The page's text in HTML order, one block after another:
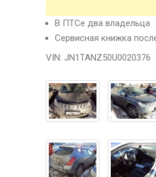
В ПТСе два владельца
Сервисная книжка
VIN: JN1TANZ50U0020376